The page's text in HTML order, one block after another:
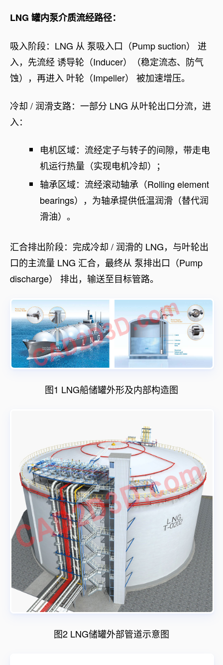
LNG 罐内泵介质流经路径：
吸入阶段：LNG 从 泵吸入口（Pump suction） 进
入，先流经 诱导轮（Inducer）（稳定流态、防气
蚀），再进入 叶轮（Impeller） 被加速增压。
冷却 / 润滑支路：一部分 LNG 从叶轮出口分流，进
入：
电机区域：流经定子与转子的间隙，带走电
机运行热量（实现电机冷却）；
轴承区域：流经滚动轴承（Rolling element
bearings），为轴承提供低温润滑（替代润
滑油）。
汇合排出阶段：完成冷却 / 润滑的 LNG，与叶轮出
口的主流量 LNG 汇合，最终从 泵排出口（Pump
discharge） 排出，输送至目标管路。
图1 LNG船储罐外形及内部构造图
图2 LNG储罐外部管道示意图